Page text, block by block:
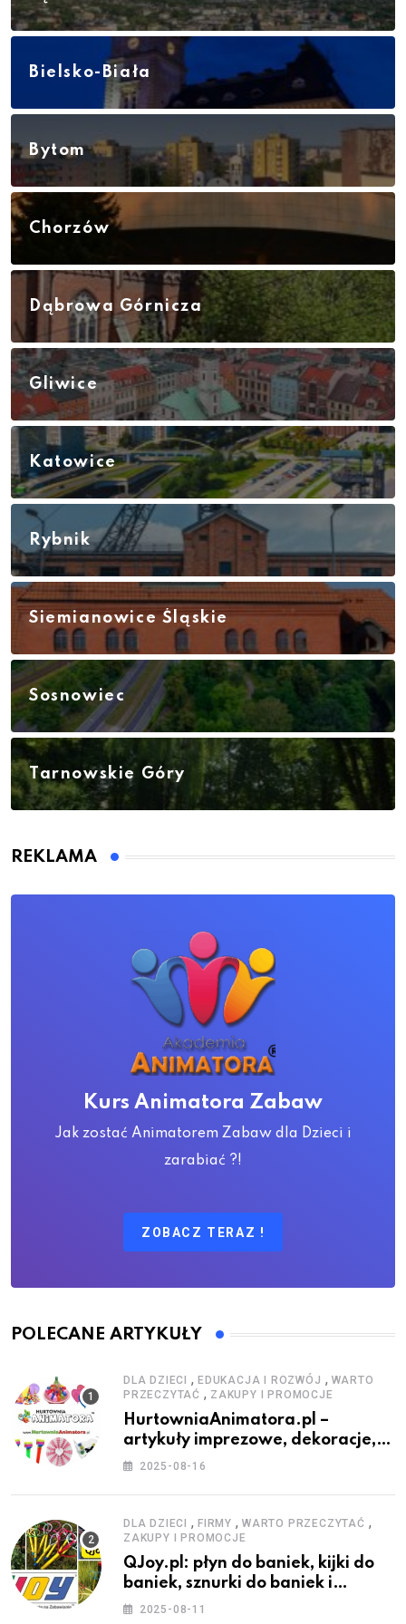
Bielsko-Biała
Bytom
Chorzów
Dąbrowa Górnicza
Gliwice
Katowice
Rybnik
Siemianowice Śląskie
Sosnowiec
Tarnowskie Góry
REKLAMA
Kurs Animatora Zabaw
Jak zostać Animatorem Zabaw dla Dzieci i
zarabiać ?!
ZOBACZ TERAZ !
POLECANE ARTYKUŁY
DLA DZIECI , EDUKACJA I ROZWÓJ , WARTO
PRZECZYTAĆ , ZAKUPY I PROMOCJE
HurtowniaAnimatora.pl –
artykuły imprezowe, dekoracje,
stroje i akcesoria dla animatorów
2025-08-16
DLA DZIECI , FIRMY , WARTO PRZECZYTAĆ ,
ZAKUPY I PROMOCJE
QJoy.pl: płyn do baniek, kijki do
baniek, sznurki do baniek i
zestawy do baniek
2025-08-11